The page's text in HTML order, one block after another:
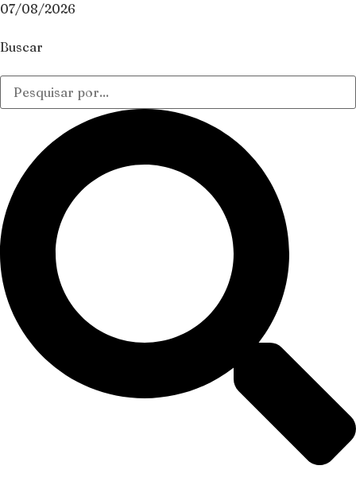
07/08/2026
Buscar